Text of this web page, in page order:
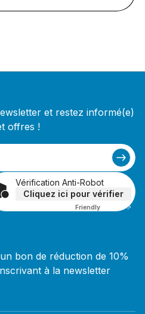
et restez informé(e)
offres !
Vérification Anti-Robot
Cliquez ici pour vérifier
Friendly Captcha ⇗
bon de réduction de 10%
à la newsletter